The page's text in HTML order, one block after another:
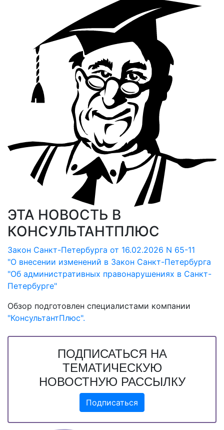
ЭТА НОВОСТЬ В
КОНСУЛЬТАНТПЛЮС
Закон Санкт-Петербурга от 16.02.2026 N 65-11
"О внесении изменений в Закон Санкт-Петербурга
"Об административных правонарушениях в Санкт-
Петербурге"
Обзор подготовлен специалистами компании
"КонсультантПлюс".
ПОДПИСАТЬСЯ НА
ТЕМАТИЧЕСКУЮ
НОВОСТНУЮ РАССЫЛКУ
Подписаться